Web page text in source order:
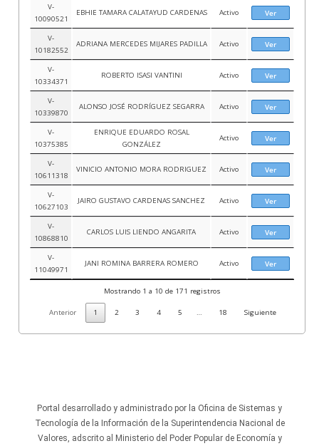
V-
10090521
EBHIE TAMARA CALATAYUD CARDENAS Activo Ver
V-
10182552
ADRIANA MERCEDES MIJARES PADILLA Activo Ver
V-
10334371
ROBERTO ISASI VANTINI Activo Ver
V-
10339870
ALONSO JOSÉ RODRÍGUEZ SEGARRA Activo Ver
V-
10375385
ENRIQUE EDUARDO ROSAL
GONZÁLEZ
Activo Ver
V-
10611318
VINICIO ANTONIO MORA RODRIGUEZ Activo Ver
V-
10627103
JAIRO GUSTAVO CARDENAS SANCHEZ Activo Ver
V-
10868810
CARLOS LUIS LIENDO ANGARITA Activo Ver
V-
11049971
JANI ROMINA BARRERA ROMERO Activo Ver
Mostrando 1 a 10 de 171 registros
Anterior 1 2 3 4 5 … 18 Siguiente
Portal desarrollado y administrado por la Oficina de Sistemas y
Tecnología de la Información de la Superintendencia Nacional de
Valores, adscrito al Ministerio del Poder Popular de Economía y